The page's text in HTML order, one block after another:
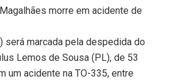
morre em acidente de
será marcada pela despedida do
Lemos de Sousa (PL), de 53
um acidente na TO-335, entre